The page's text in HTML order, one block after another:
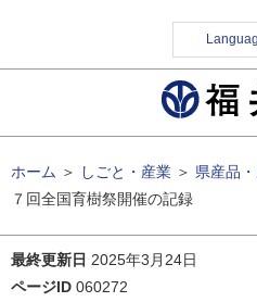
ホーム ＞ しごと・産業 ＞ 県産品
７回全国育樹祭開催の記録
最終更新日 2025年3月24日
ページID 060272